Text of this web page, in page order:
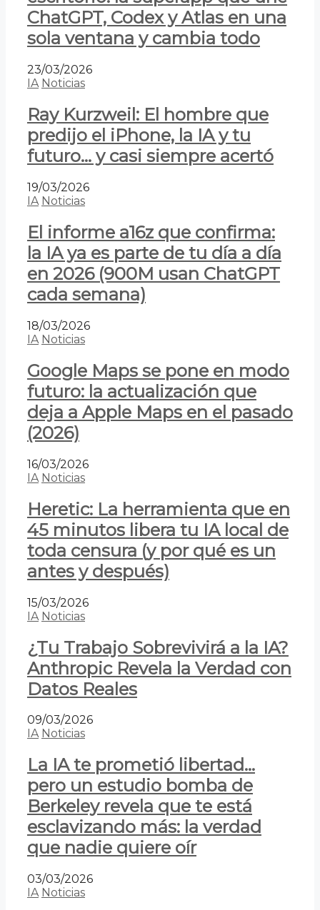
ChatGPT, Codex y Atlas en una
sola ventana y cambia todo
23/03/2026
IA Noticias
Ray Kurzweil: El hombre que
predijo el iPhone, la IA y tu
futuro… y casi siempre acertó
19/03/2026
IA Noticias
El informe a16z que confirma:
la IA ya es parte de tu día a día
en 2026 (900M usan ChatGPT
cada semana)
18/03/2026
IA Noticias
Google Maps se pone en modo
futuro: la actualización que
deja a Apple Maps en el pasado
(2026)
16/03/2026
IA Noticias
Heretic: La herramienta que en
45 minutos libera tu IA local de
toda censura (y por qué es un
antes y después)
15/03/2026
IA Noticias
¿Tu Trabajo Sobrevivirá a la IA?
Anthropic Revela la Verdad con
Datos Reales
09/03/2026
IA Noticias
La IA te prometió libertad…
pero un estudio bomba de
Berkeley revela que te está
esclavizando más: la verdad
que nadie quiere oír
03/03/2026
IA Noticias